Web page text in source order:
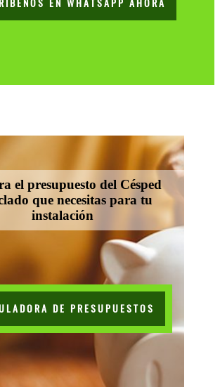
EN WHATSAPP AHORA
el presupuesto del Césped
que necesitas para tu
instalación
DE PRESUPUESTOS